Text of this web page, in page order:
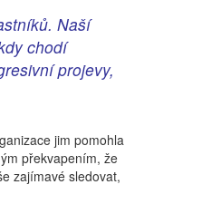
Naší
chodí
projevy,
jim pomohla
překvapením, že
zajímavé sledovat,